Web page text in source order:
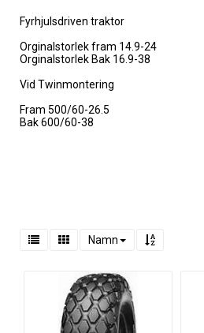
Fyrhjulsdriven traktor
Orginalstorlek fram 14.9-24
Orginalstorlek Bak 16.9-38
Vid Twinmontering
Fram 500/60-26.5
Bak 600/60-38
Namn